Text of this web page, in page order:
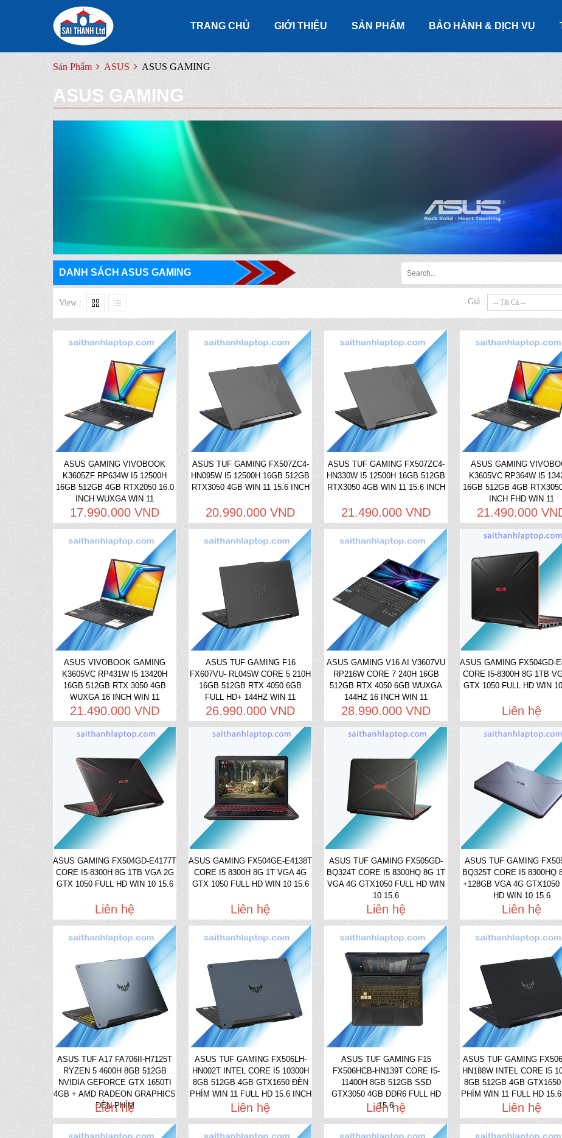
TRANG CHỦ GIỚI THIỆU SẢN PHẨM BẢO HÀNH & DỊCH VỤ
Sản Phẩm ASUS ASUS GAMING
ASUS GAMING
DANH SÁCH ASUS GAMING
View : Giá :
ASUS GAMING VIVOBOOK
K3605ZF RP634W I5 12500H
16GB 512GB 4GB RTX2050 16.0
INCH WUXGA WIN 11
17.990.000 VND
ASUS TUF GAMING FX507ZC4-
HN095W I5 12500H 16GB 512GB
RTX3050 4GB WIN 11 15.6 INCH
20.990.000 VND
ASUS TUF GAMING FX507ZC4-
HN330W I5 12500H 16GB 512GB
RTX3050 4GB WIN 11 15.6 INCH
21.490.000 VND
ASUS GAMING
K3605VC RP364W I5
16GB 512GB 4GB
INCH FHD WIN 11
21.490.000
ASUS VIVOBOOK GAMING
K3605VC RP431W I5 13420H
16GB 512GB RTX 3050 4GB
WUXGA 16 INCH WIN 11
21.490.000 VND
ASUS TUF GAMING F16
FX607VU- RL045W CORE 5 210H
16GB 512GB RTX 4050 6GB
FULL HD+ 144HZ WIN 11
26.990.000 VND
ASUS GAMING V16 AI V3607VU
RP216W CORE 7 240H 16GB
512GB RTX 4050 6GB WUXGA
144HZ 16 INCH WIN 11
28.990.000 VND
ASUS GAMING FX504GD-
CORE I5-8300H 8G 1TB
GTX 1050 FULL HD WIN
Liên hệ
ASUS GAMING FX504GD-E4177T
CORE I5-8300H 8G 1TB VGA 2G
GTX 1050 FULL HD WIN 10 15.6
Liên hệ
ASUS GAMING FX504GE-E4138T
CORE I5 8300H 8G 1T VGA 4G
GTX 1050 FULL HD WIN 10 15.6
Liên hệ
ASUS TUF GAMING FX505GD-
BQ324T CORE I5 8300HQ 8G 1T
VGA 4G GTX1050 FULL HD WIN
10 15.6
Liên hệ
ASUS TUF GAMING
BQ325T CORE I5 8300HQ
+128GB VGA 4G GTX1050
HD WIN 10 15.6
Liên hệ
ASUS TUF A17 FA706II-H7125T
RYZEN 5 4600H 8GB 512GB
NVIDIA GEFORCE GTX 1650TI
4GB + AMD RADEON GRAPHICS
ĐÈN PHÍM
Liên hệ
ASUS TUF GAMING FX506LH-
HN002T INTEL CORE I5 10300H
8GB 512GB 4GB GTX1650 ĐÈN
PHÍM WIN 11 FULL HD 15.6 INCH
Liên hệ
ASUS TUF GAMING F15
FX506HCB-HN139T CORE I5-
11400H 8GB 512GB SSD
GTX3050 4GB DDR6 FULL HD
15.6
Liên hệ
ASUS TUF GAMING
HN188W INTEL CORE I5
8GB 512GB 4GB
PHÍM WIN 11 FULL HD
Liên hệ